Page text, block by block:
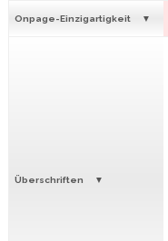
Onpage-Einzigartigkeit
Überschriften